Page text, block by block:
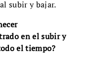
subir y bajar.
en el subir y
el tiempo?